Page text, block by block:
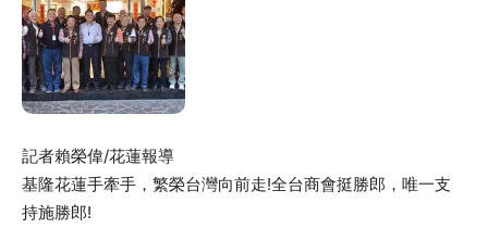
記者賴榮偉/花蓮報導
基隆花蓮手牽手，繁榮台灣向前走!全台商會挺勝郎，唯一支
持施勝郎!